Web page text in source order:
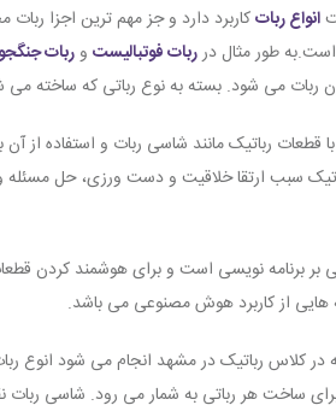
انواع رباتکاربرد دارد و جز مهم ترین اجزا
طور مثال درربات فوتبالیست و ربات
می شود. بسته به نوع رباتی که ساخته
با قطعات رباتیک مانند شاسی ربات و استفاده
سبب ارتقا خلاقیت و دست ورزی، حل مسئله
برنامه نویسی است و برای هوشمند کردن
هایی از کاربرد هوش مصنوعی می باشد.
در کلاس رباتیک در مشهد انجام می شود انوع
ساخت هر رباتی به شمار می رود. شاسی